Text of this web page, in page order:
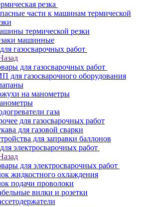
резка
части к машинам термической
термической резки
машинные
газосварочных работ
для газосварочных работ
для газосварочного оборудования
на манометры
газа
для газосварочных работ
для газовой сварки
для заправки баллонов
электросварочных работ
для электросварочных работ
жидкостного охлаждения
подачи проволоки
вилки и розетки